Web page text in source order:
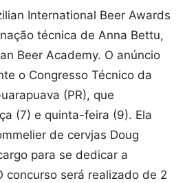
International Beer Awards
técnica de Anna Bettu,
Beer Academy. O anúncio
o Congresso Técnico da
(PR), que
(7) e quinta-feira (9). Ela
de cervjas Doug
para se dedicar a
concurso será realizado de 2